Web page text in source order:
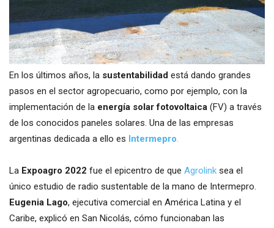
En los últimos años, la sustentabilidad está dando grandes
pasos en el sector agropecuario, como por ejemplo, con la
implementación de la energía solar fotovoltaica (FV) a través
de los conocidos paneles solares. Una de las empresas
argentinas dedicada a ello es Intermepro.
La Expoagro 2022 fue el epicentro de que Agrolink sea el
único estudio de radio sustentable de la mano de Intermepro.
Eugenia Lago, ejecutiva comercial en América Latina y el
Caribe, explicó en San Nicolás, cómo funcionaban las